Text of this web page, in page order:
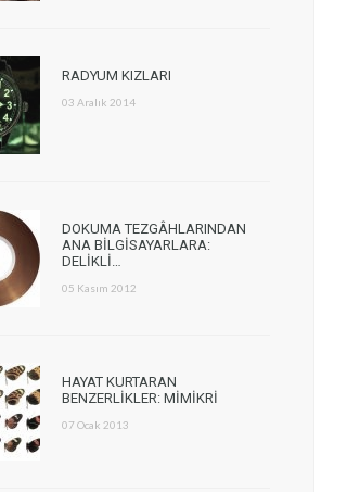
RADYUM KIZLARI
03 Aralık 2014
DOKUMA TEZGÂHLARINDAN
ANA BİLGİSAYARLARA:
DELİKLİ…
05 Kasım 2012
HAYAT KURTARAN
BENZERLİKLER: MİMİKRİ
07 Ocak 2013